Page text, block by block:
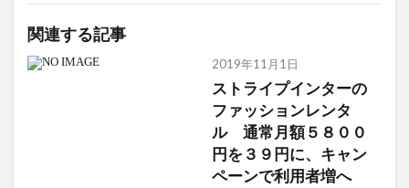
関連する記事
2019年11月1日
ストライプインターの
ファッションレンタ
ル 通常月額５８００
円を３９円に、キャン
ペーンで利用者増へ